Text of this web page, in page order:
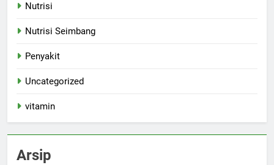
Nutrisi
Nutrisi Seimbang
Penyakit
Uncategorized
vitamin
Arsip